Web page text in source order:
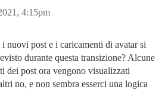
4:15pm
nuovi post e i caricamenti di avatar si
durante questa transizione? Alcune
dei post ora vengono visualizzati
no, e non sembra esserci una logica